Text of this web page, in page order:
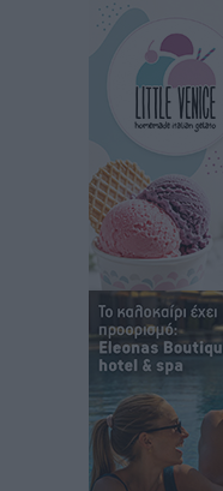
δεν υπάρχουν
πριν 4 ώρες
Στον Άγιο Νικόλαο
ανανεωμένο
Lions Χάλκης
Τοπικές Ειδήσεις• πριν 5
Ρόδος:
επιβάτες και 55
Τοπικές Ειδήσεις• πριν
Γ’ Εθνική
αγωνιστικών της
• πριν 10 ώρες